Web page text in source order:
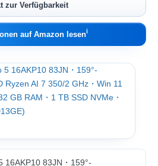
zur Verfügbarkeit
auf Amazon lesenℹ︎